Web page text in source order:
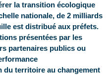
la transition écologique
nationale, de 2 milliards
est distribué aux préfets.
présentées par les
partenaires publics ou
du territoire au changement